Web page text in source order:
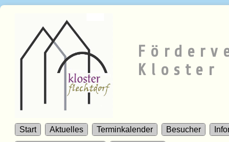
Kloster
Start Aktuelles Terminkalender Besucher